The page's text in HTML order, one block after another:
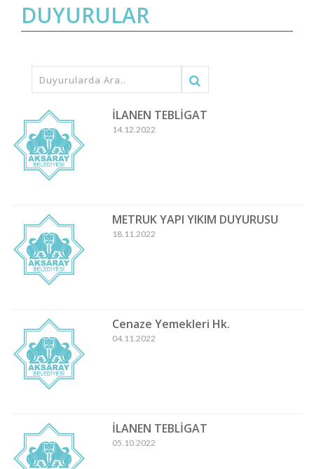
DUYURULAR
İLANEN TEBLİGAT
14.12.2022
METRUK YAPI YIKIM DUYURUSU
18.11.2022
Cenaze Yemekleri Hk.
04.11.2022
İLANEN TEBLİGAT
05.10.2022